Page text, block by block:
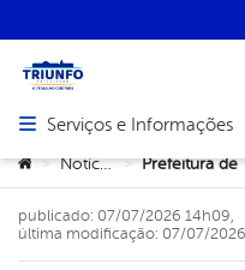
Abrir menu principal de
Serviços e Informações
Você está aqui:
> Notícias >
publicado: 07/07/2026 14h09,
última modificação: 07/07/